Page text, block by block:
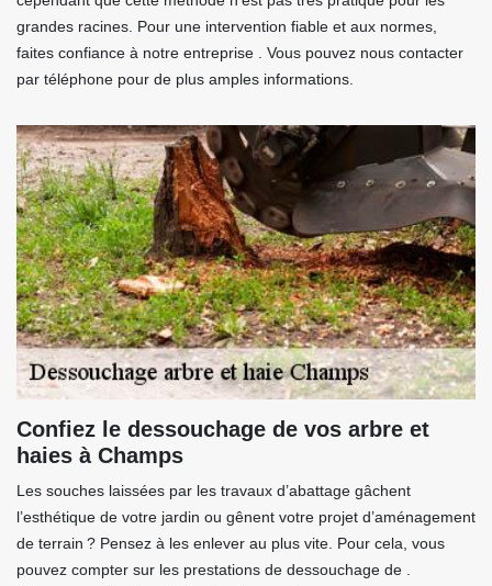
grandes racines. Pour une intervention fiable et aux normes,
faites confiance à notre entreprise . Vous pouvez nous contacter
par téléphone pour de plus amples informations.
Confiez le dessouchage de vos arbre et
haies à Champs
Les souches laissées par les travaux d’abattage gâchent
l’esthétique de votre jardin ou gênent votre projet d’aménagement
de terrain ? Pensez à les enlever au plus vite. Pour cela, vous
pouvez compter sur les prestations de dessouchage de .